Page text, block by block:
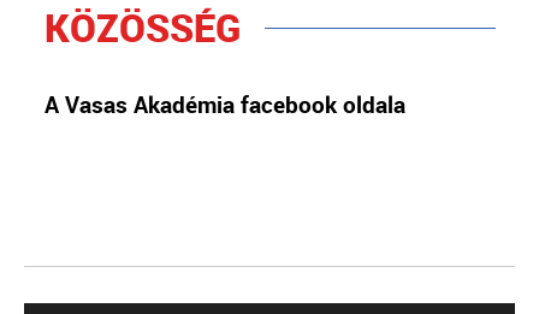
KÖZÖSSÉG
A Vasas Akadémia facebook oldala